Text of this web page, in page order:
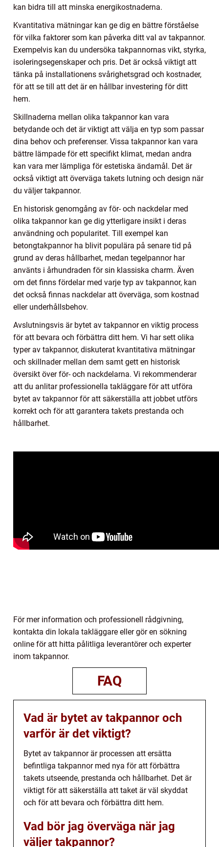
kan bidra till att minska energikostnaderna.
Kvantitativa mätningar kan ge dig en bättre förståelse
för vilka faktorer som kan påverka ditt val av takpannor.
Exempelvis kan du undersöka takpannornas vikt, styrka,
isoleringsegenskaper och pris. Det är också viktigt att
tänka på installationens svårighetsgrad och kostnader,
för att se till att det är en hållbar investering för ditt
hem.
Skillnaderna mellan olika takpannor kan vara
betydande och det är viktigt att välja en typ som passar
dina behov och preferenser. Vissa takpannor kan vara
bättre lämpade för ett specifikt klimat, medan andra
kan vara mer lämpliga för estetiska ändamål. Det är
också viktigt att överväga takets lutning och design när
du väljer takpannor.
En historisk genomgång av för- och nackdelar med
olika takpannor kan ge dig ytterligare insikt i deras
användning och popularitet. Till exempel kan
betongtakpannor ha blivit populära på senare tid på
grund av deras hållbarhet, medan tegelpannor har
använts i århundraden för sin klassiska charm. Även
om det finns fördelar med varje typ av takpannor, kan
det också finnas nackdelar att överväga, som kostnad
eller underhållsbehov.
Avslutningsvis är bytet av takpannor en viktig process
för att bevara och förbättra ditt hem. Vi har sett olika
typer av takpannor, diskuterat kvantitativa mätningar
och skillnader mellan dem samt gett en historisk
översikt över för- och nackdelarna. Vi rekommenderar
att du anlitar professionella takläggare för att utföra
bytet av takpannor för att säkerställa att jobbet utförs
korrekt och för att garantera takets prestanda och
hållbarhet.
För mer information och professionell rådgivning,
kontakta din lokala takläggare eller gör en sökning
online för att hitta pålitliga leverantörer och experter
inom takpannor.
FAQ
Vad är bytet av takpannor och
varför är det viktigt?
Bytet av takpannor är processen att ersätta
befintliga takpannor med nya för att förbättra
takets utseende, prestanda och hållbarhet. Det är
viktigt för att säkerställa att taket är väl skyddat
och för att bevara och förbättra ditt hem.
Vad bör jag överväga när jag
väljer takpannor?